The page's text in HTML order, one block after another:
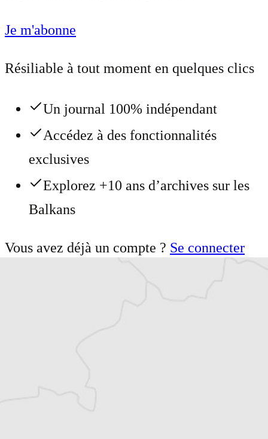
Je m'abonne
Résiliable à tout moment en quelques clics
Un journal 100% indépendant
Accédez à des fonctionnalités
exclusives
Explorez +10 ans d’archives sur les
Balkans
Vous avez déjà un compte ? Se connecter